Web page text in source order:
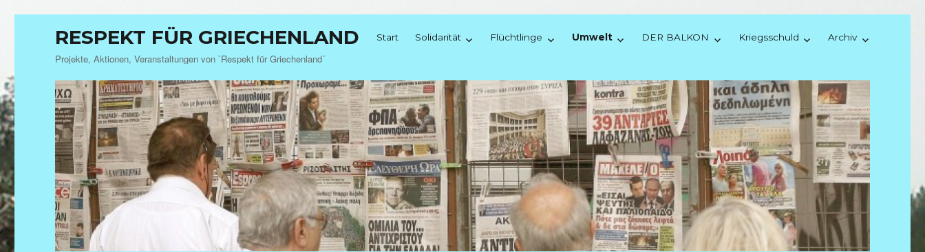
RESPEKT FÜR GRIECHENLAND
Projekte, Aktionen, Veranstaltungen von `Respekt für Griechenland´
Start Solidarität Flüchtlinge Umwelt DER BALKON Kriegsschuld Archiv